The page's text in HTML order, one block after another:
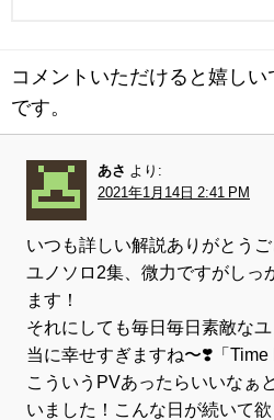
コメントいただけると嬉し
です。
あさ より:
2021年1月14日 2:41 PM
いつも詳しい解説ありがとうご
ユノソロ2集、微力ですがしっ
ます！
それにしても毎日毎日素敵な
当に幸せすぎますね〜❣️「
こういうPVあったらいいなぁ
いました！こんな日が続いて